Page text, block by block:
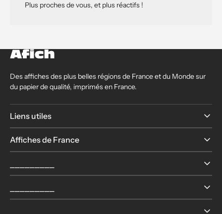
Plus proches de vous, et plus réactifs !
Des affiches des plus belles régions de France et du Monde sur
du papier de qualité, imprimés en France.
Liens utiles
Affiches de France